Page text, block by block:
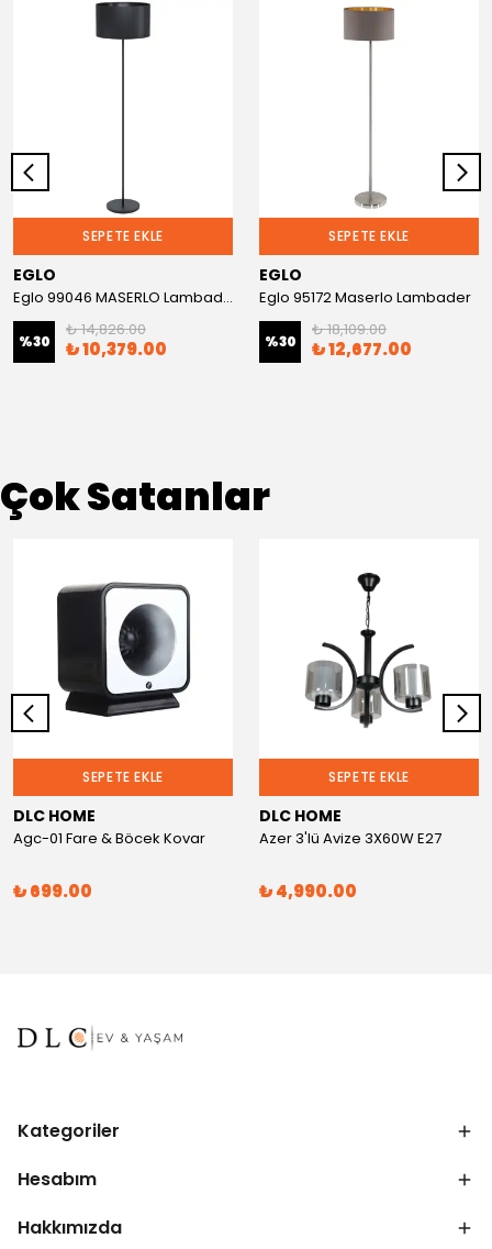
SEPETE EKLE
EGLO
Eglo 99046 MASERLO Lambader
%30
₺ 14,826.00
₺ 10,379.00
SEPETE EKLE
EGLO
Eglo 95172 Maserlo Lambader
%30
₺ 18,109.00
₺ 12,677.00
Çok Satanlar
SEPETE EKLE
DLC HOME
Agc-01 Fare & Böcek Kovar
₺ 699.00
SEPETE EKLE
DLC HOME
Azer 3'lü Avize 3X60W E27
₺ 4,990.00
Kategoriler
Hesabım
Hakkımızda